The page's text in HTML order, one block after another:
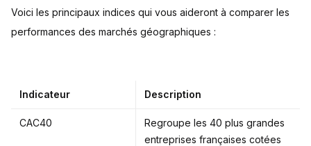
Voici les principaux indices qui vous aideront à comparer les
performances des marchés géographiques :
Indicateur Description
CAC40
Regroupe les 40 plus grandes
entreprises françaises cotées